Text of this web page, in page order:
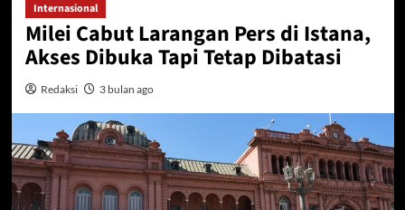
Internasional
Milei Cabut Larangan Pers di Istana,
Akses Dibuka Tapi Tetap Dibatasi
Redaksi 3 bulan ago